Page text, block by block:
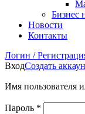
Бизнес
Новости
Контакты
Логин /
ВходСоздать
Имя пользователя
Пароль *